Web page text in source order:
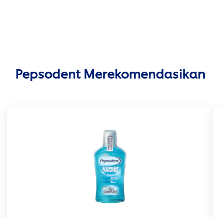
Pepsodent Merekomendasikan